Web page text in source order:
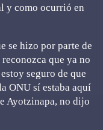
y como ocurrió en
se hizo por parte de
que ya no
seguro de que
ONU sí estaba aquí
Ayotzinapa, no dijo